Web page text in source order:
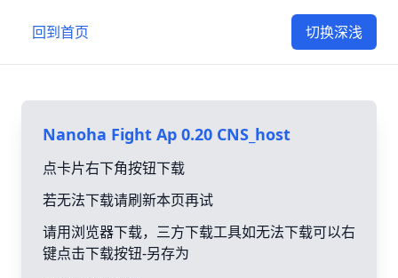
回到首页 切换深浅
Nanoha Fight Ap 0.20 CNS_host
点卡片右下角按钮下载
若无法下载请刷新本页再试
请用浏览器下载，三方下载工具如无法下载可以右
键点击下载按钮-另存为